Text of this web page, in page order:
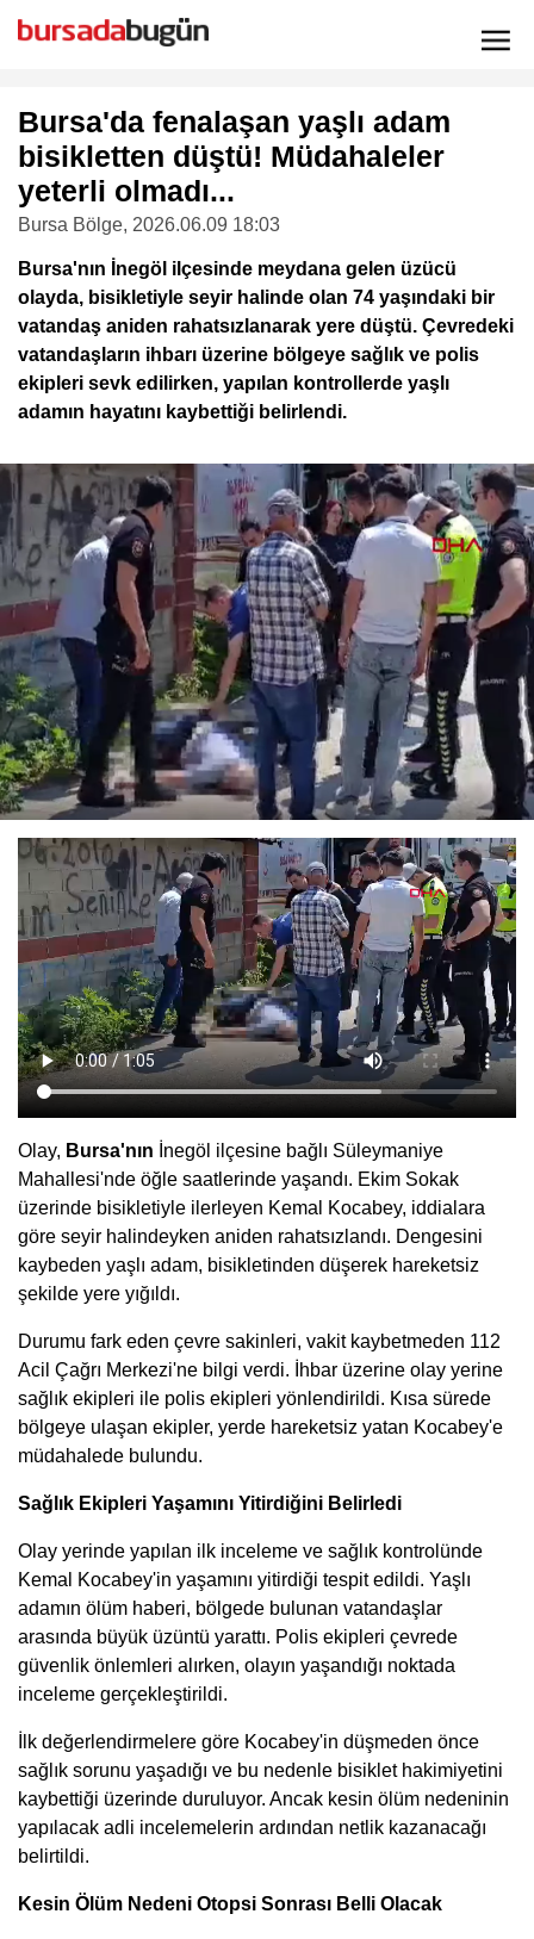
Bursa'da fenalaşan yaşlı adam
bisikletten düştü! Müdahaleler
yeterli olmadı...
Bursa Bölge, 2026.06.09 18:03
Bursa'nın İnegöl ilçesinde meydana gelen üzücü
olayda, bisikletiyle seyir halinde olan 74 yaşındaki bir
vatandaş aniden rahatsızlanarak yere düştü. Çevredeki
vatandaşların ihbarı üzerine bölgeye sağlık ve polis
ekipleri sevk edilirken, yapılan kontrollerde yaşlı
adamın hayatını kaybettiği belirlendi.
Olay, Bursa'nın İnegöl ilçesine bağlı Süleymaniye
Mahallesi'nde öğle saatlerinde yaşandı. Ekim Sokak
üzerinde bisikletiyle ilerleyen Kemal Kocabey, iddialara
göre seyir halindeyken aniden rahatsızlandı. Dengesini
kaybeden yaşlı adam, bisikletinden düşerek hareketsiz
şekilde yere yığıldı.
Durumu fark eden çevre sakinleri, vakit kaybetmeden 112
Acil Çağrı Merkezi'ne bilgi verdi. İhbar üzerine olay yerine
sağlık ekipleri ile polis ekipleri yönlendirildi. Kısa sürede
bölgeye ulaşan ekipler, yerde hareketsiz yatan Kocabey'e
müdahalede bulundu.
Sağlık Ekipleri Yaşamını Yitirdiğini Belirledi
Olay yerinde yapılan ilk inceleme ve sağlık kontrolünde
Kemal Kocabey'in yaşamını yitirdiği tespit edildi. Yaşlı
adamın ölüm haberi, bölgede bulunan vatandaşlar
arasında büyük üzüntü yarattı. Polis ekipleri çevrede
güvenlik önlemleri alırken, olayın yaşandığı noktada
inceleme gerçekleştirildi.
İlk değerlendirmelere göre Kocabey'in düşmeden önce
sağlık sorunu yaşadığı ve bu nedenle bisiklet hakimiyetini
kaybettiği üzerinde duruluyor. Ancak kesin ölüm nedeninin
yapılacak adli incelemelerin ardından netlik kazanacağı
belirtildi.
Kesin Ölüm Nedeni Otopsi Sonrası Belli Olacak